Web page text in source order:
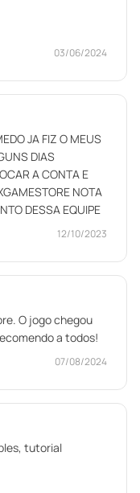
03/06/2024
JA FIZ O MEUS
DIAS
A CONTA E
NOTA
DESSA EQUIPE
12/10/2023
O jogo chegou
a todos!
07/08/2024
tutorial